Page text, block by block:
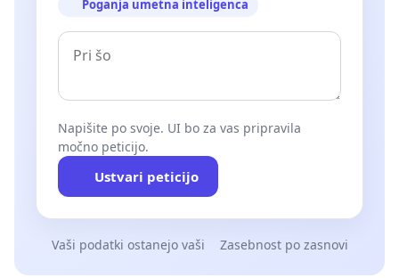
samo težave in skrbi v prepričanju, da nam
pomagajo. Izkoristimo trenutek - zahod in vzhod,
sta mogoče malo zaspala pri priznavanju novih
tehnologij, sedaj pa bi nas rada prepričala, da sami
večkrat v zgodovini, zaradi naše naivnosti, prehiteli.
Poganja umetna inteligenca
Napišite po svoje. UI bo za vas pripravila
močno peticijo.
Ustvari peticijo
Vaši podatki ostanejo vaši Zasebnost po zasnovi